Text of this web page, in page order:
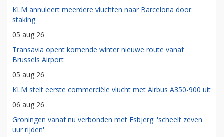
KLM annuleert meerdere vluchten naar Barcelona door
staking
05 aug 26
Transavia opent komende winter nieuwe route vanaf
Brussels Airport
05 aug 26
KLM stelt eerste commerciële vlucht met Airbus A350-900 uit
06 aug 26
Groningen vanaf nu verbonden met Esbjerg: 'scheelt zeven
uur rijden'